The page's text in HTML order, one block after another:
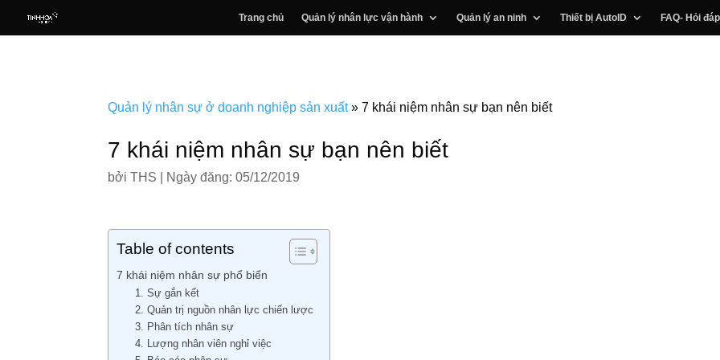
Trang chủ Quản lý nhân lực vận hành Quản lý an ninh Thiết bị AutoID FAQ- Hỏi đáp
Quản lý nhân sự ở doanh nghiệp sản xuất»7 khái niệm nhân sự bạn nên biết
7 khái niệm nhân sự bạn nên biết
bởiTHS Ngày đăng: 05/12/2019
Table of contents
7 khái niệm nhân sự phổ biến
1. Sự gắn kết
2. Quản trị nguồn nhân lực chiến lược
3. Phân tích nhân sự
4. Lượng nhân viên nghỉ việc